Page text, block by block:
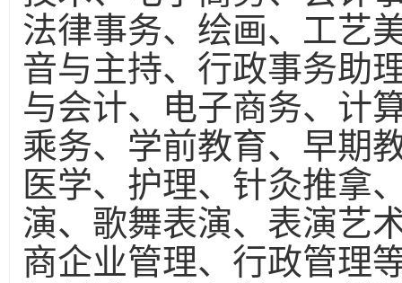
法律事务、绘画、工艺
音与主持、行政事务助
与会计、电子商务、计
乘务、学前教育、早期
医学、护理、针灸推拿
演、歌舞表演、表演艺
商企业管理、行政管理